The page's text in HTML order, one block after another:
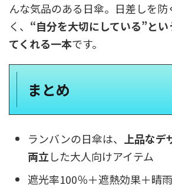
んな気品のある日傘。日差しを防
く、 “自分を大切にしている”と
てくれる一本です。
まとめ
ランバンの日傘は、 上品なデ
両立した大人向けアイテム
遮光率100％＋遮熱効果＋晴雨